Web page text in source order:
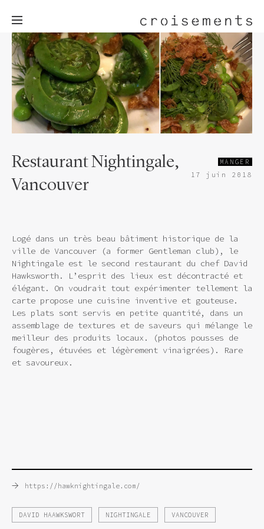
MANGER
17 juin 2018
Restaurant Nightingale,
Vancouver
→ https://hawknightingale.com/
DAVID HAAWKSWORT NIGHTINGALE VANCOUVER
Logé dans un très beau bâtiment historique de la
ville de Vancouver (a former Gentleman club), le
Nightingale est le second restaurant du chef David
Hawksworth. L’esprit des lieux est décontracté et
élégant. On voudrait tout expérimenter tellement la
carte propose une cuisine inventive et gouteuse.
Les plats sont servis en petite quantité, dans un
assemblage de textures et de saveurs qui mélange le
meilleur des produits locaux. (photos pousses de
fougères, étuvées et légèrement vinaigrées). Rare
et savoureux.